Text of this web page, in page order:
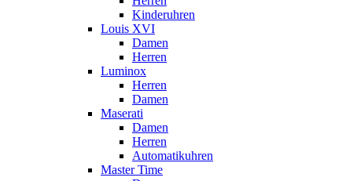
Kinderuhren
Louis XVI
Damen
Herren
Luminox
Herren
Damen
Maserati
Damen
Herren
Automatikuhren
Master Time